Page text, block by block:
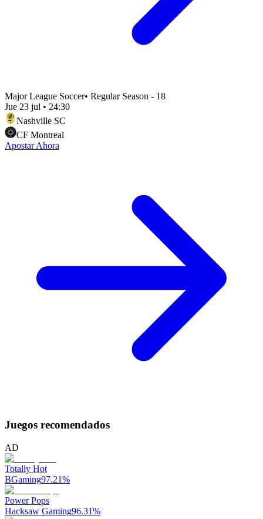
Major League Soccer• Regular Season - 18
Jue 23 jul • 24:30
Nashville SC
CF Montreal
Apostar Ahora
Juegos recomendados
AD
Totally Hot
BGaming97.21%
Power Pops
Hacksaw Gaming96.31%